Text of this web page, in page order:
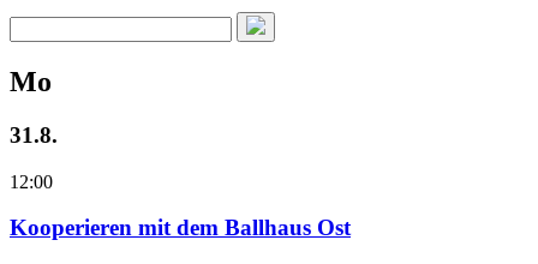
Mo
31.8.
12:00
Kooperieren mit dem Ballhaus Ost